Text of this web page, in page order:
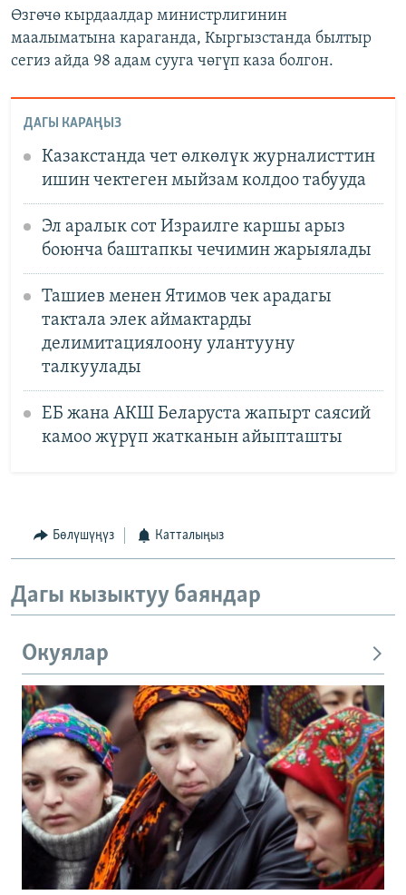
Өзгөчө кырдаалдар министрлигинин
маалыматына караганда, Кыргызстанда былтыр
сегиз айда 98 адам сууга чөгүп каза болгон.
ДАГЫ КАРАҢЫЗ
Казакстанда чет өлкөлүк журналисттин
ишин чектеген мыйзам колдоо табууда
Эл аралык сот Израилге каршы арыз
боюнча баштапкы чечимин жарыялады
Ташиев менен Ятимов чек арадагы
тактала элек аймактарды
делимитациялоону улантууну
талкуулады
ЕБ жана АКШ Беларуста жапырт саясий
камоо жүрүп жатканын айыпташты
Бөлүшүңүз Катталыңыз
Дагы кызыктуу баяндар
Окуялар